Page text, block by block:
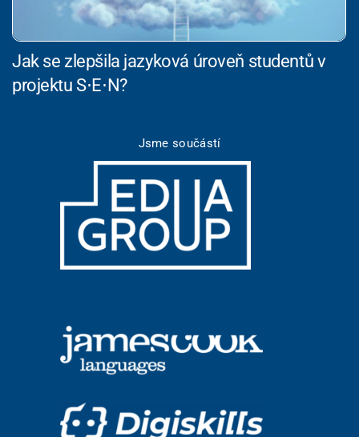
Jak se zlepšila jazyková úroveň studentů v
projektu S⋅E⋅N?
Jsme součástí